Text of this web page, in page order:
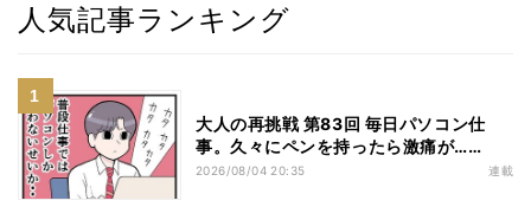
人気記事ランキング
大人の再挑戦 第83回 毎日パソコン仕
事。久々にペンを持ったら激痛が……
2026/08/04 20:35 連載